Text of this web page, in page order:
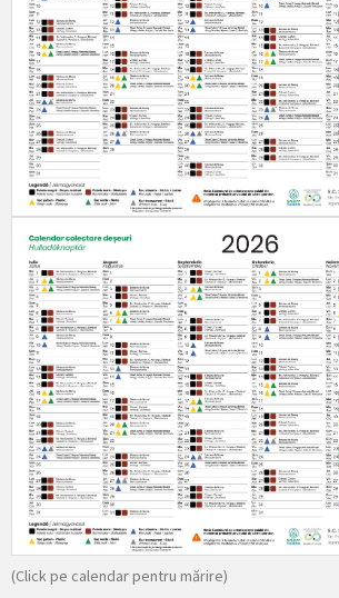
(Click pe calendar pentru mărire)